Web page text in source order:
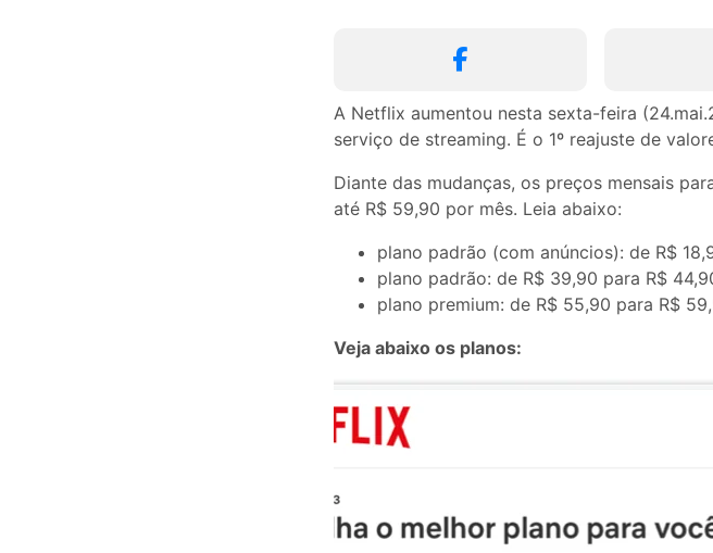
A Netflix aumentou nesta sexta-feira
serviço de streaming. É o 1º reajuste de
Diante das mudanças, os preços mensais
até R$ 59,90 por mês. Leia abaixo:
plano padrão (com anúncios): de R$
plano padrão: de R$ 39,90 para R$
plano premium: de R$ 55,90 para R$
Veja abaixo os planos: